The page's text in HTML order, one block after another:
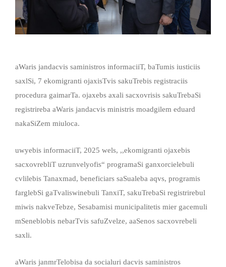
aWaris jandacvis saministros informaciiT, baTumis iusticiis
saxlSi, 7 ekomigranti ojaxisTvis sakuTrebis registraciis
procedura gaimarTa. ojaxebs axali sacxovrisis sakuTrebaSi
registrireba aWaris jandacvis ministris moadgilem eduard
nakaSiZem miuloca.
uwyebis informaciiT, 2025 wels, ,,ekomigranti ojaxebis
sacxovrebliT uzrunvelyofis“ programaSi ganxorcielebuli
cvlilebis Tanaxmad, beneficiars saSualeba aqvs, programis
farglebSi gaTvaliswinebuli TanxiT, sakuTrebaSi registrirebul
miwis nakveTebze, Sesabamisi municipalitetis mier gacemuli
mSeneblobis nebarTvis safuZvelze, aaSenos sacxovrebeli
saxli.
aWaris janmrTelobisa da socialuri dacvis saministros